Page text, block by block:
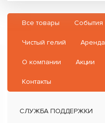
Все товары События
Чистый гелий Аренда
О компании Акции
Контакты
СЛУЖБА ПОДДЕРЖКИ